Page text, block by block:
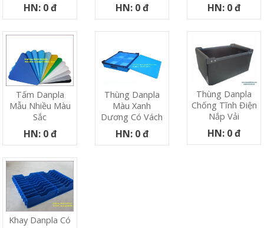
HN: 0 đ HN: 0 đ HN: 0 đ
Tấm Danpla
Mẫu Nhiều Màu
Sắc
HN: 0 đ
Thùng Danpla
Màu Xanh
Dương Có Vách
HN: 0 đ
Thùng Danpla
Chống Tĩnh Điện
Nắp Vải
HN: 0 đ
Khay Danpla Có